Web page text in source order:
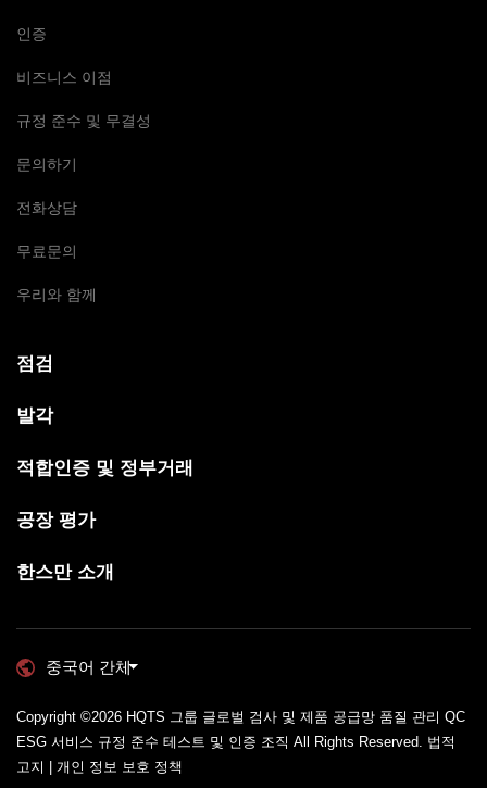
인증
비즈니스 이점
규정 준수 및 무결성
문의하기
전화상담
무료문의
우리와 함께
점검
발각
적합인증 및 정부거래
공장 평가
한스만 소개
중국어 간체
Copyright ©2026 HQTS 그룹 글로벌 검사 및 제품 공급망 품질 관리 QC
ESG 서비스 규정 준수 테스트 및 인증 조직 All Rights Reserved. 법적
고지 | 개인 정보 보호 정책